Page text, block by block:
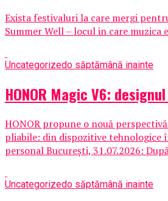
Exista festivaluri la care mergi
Summer Well – locul in care muzica
Uncategorizedo săptămână inainte
HONOR Magic V6:
HONOR propune o nouă
pliabile: din dispozitive tehnologice
personal București, 31.07.2026:
Uncategorizedo săptămână inainte